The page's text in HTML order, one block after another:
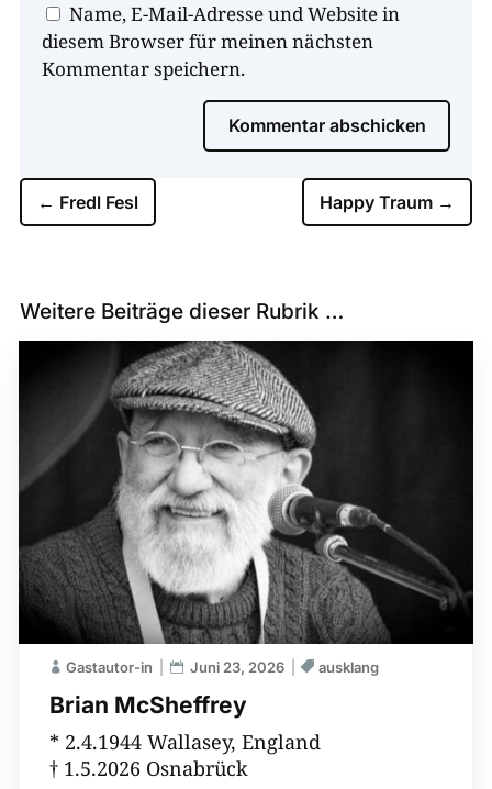
Name, E-Mail-Adresse und Website in
diesem Browser für meinen nächsten
Kommentar speichern.
Kommentar abschicken
← Fredl Fesl Happy Traum →
Weitere Beiträge dieser Rubrik …
Brian McSheffrey
Gastautor-in Juni 23, 2026 ausklang
* 2.4.1944 Wallasey, England
† 1.5.2026 Osnabrück